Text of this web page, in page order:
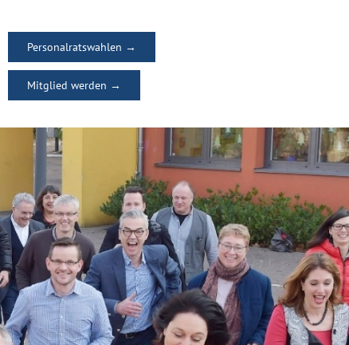
Personalratswahlen →
Mitglied werden →